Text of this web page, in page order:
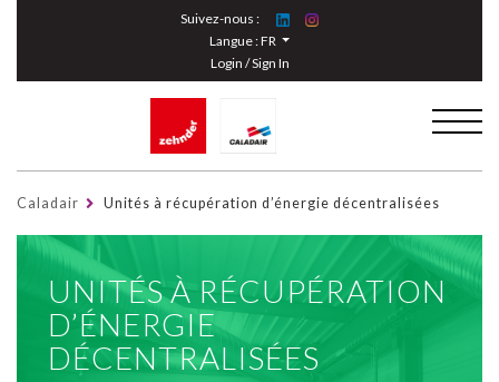
Suivez-nous :
Langue :FR
Login / Sign In
Caladair Unités à récupération d’énergie décentralisées
UNITÉS À RÉCUPÉRATION
D’ÉNERGIE
DÉCENTRALISÉES
Cookies management panel